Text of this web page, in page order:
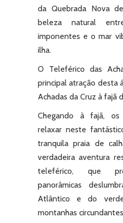
da Quebrada Nova
beleza natural
imponentes e o mar
ilha.
O Teleférico das
principal atração desta
Achadas da Cruz à fajã
Chegando à fajã, os
relaxar neste
tranquila praia de
verdadeira aventura
teleférico, que
panorâmicas
Atlântico e do
montanhas